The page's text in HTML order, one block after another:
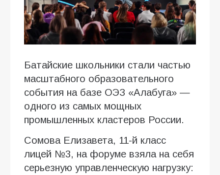
Батайские школьники стали частью
масштабного образовательного
события на базе ОЭЗ «Алабуга» —
одного из самых мощных
промышленных кластеров России.
Сомова Елизавета, 11-й класс
лицей №3, на форуме взяла на себя
серьезную управленческую нагрузку: